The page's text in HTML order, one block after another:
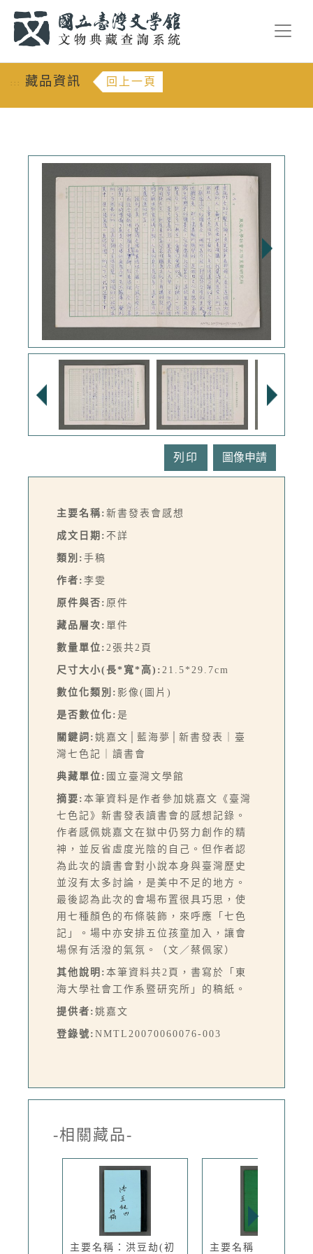
::: 藏品資訊 回上一頁
列印
主要名稱: 新書發表會感想
成文日期: 不詳
類別: 手稿
作者: 李雯
原件與否: 原件
藏品層次: 單件
數量單位: 2張共2頁
尺寸大小(長*寬*高): 21.5*29.7cm
數位化類別: 影像(圖片)
是否數位化: 是
關鍵詞: 姚嘉文│藍海夢│新書發表｜臺
灣七色記｜讀書會
典藏單位: 國立臺灣文學館
摘要: 本筆資料是作者參加姚嘉文《臺灣
七色記》新書發表讀書會的感想記錄。
作者感佩姚嘉文在獄中仍努力創作的精
神，並反省虛度光陰的自己。但作者認
為此次的讀書會對小說本身與臺灣歷史
並沒有太多討論，是美中不足的地方。
最後認為此次的會場布置很具巧思，使
用七種顏色的布條裝飾，來呼應「七色
記」。場中亦安排五位孩童加入，讓會
場保有活潑的氣氛。（文／蔡佩家）
其他說明: 本筆資料共2頁，書寫於「東
海大學社會工作系暨研究所」的稿紙。
提供者: 姚嘉文
登錄號: NMTL20070060076-003
-相關藏品-
主要名稱：洪豆劫(初 主要名稱：歷朝法統